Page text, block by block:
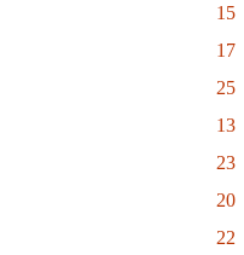
15
17
25
13
23
20
22